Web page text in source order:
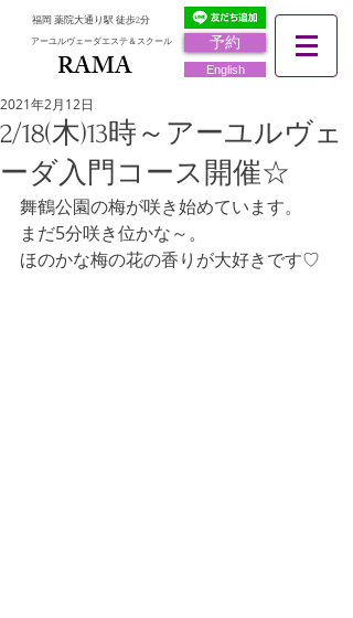
予約
福岡 薬院大通り駅 徒歩2分
アーユルヴェーダエステ＆スクール
RAMA English
2/18(木)13時～アーユルヴェ
ーダ入門コース開催☆
2021年2月12日
舞鶴公園の梅が咲き始めています。
まだ5分咲き位かな～。
ほのかな梅の花の香りが大好きです♡